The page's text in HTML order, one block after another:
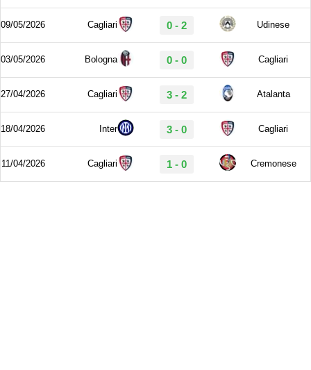
09/05/2026 Cagliari 0 - 2 Udinese
03/05/2026 Bologna 0 - 0 Cagliari
27/04/2026 Cagliari 3 - 2 Atalanta
18/04/2026 Inter 3 - 0 Cagliari
11/04/2026 Cagliari 1 - 0 Cremonese